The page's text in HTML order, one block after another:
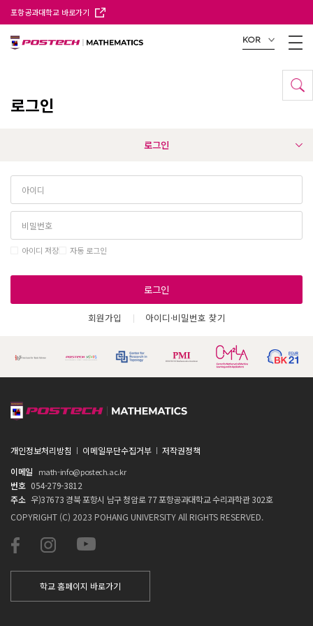
포항공과대학교 바로가기
KOR
로그인
로그인
아이디 저장 자동 로그인
로그인
회원가입 아이디·비밀번호 찾기
개인정보처리방침 이메일무단수집거부
저작권정책
이메일
math-info@postech.ac.kr
번호 054-279-3812
주소 우)37673 경북 포항시 남구 청암로 77 포항공과대학교 수리과학관 302호
COPYRIGHT (C) 2023 POHANG UNIVERSITY All RIGHTS RESERVED.
학교 홈페이지 바로가기